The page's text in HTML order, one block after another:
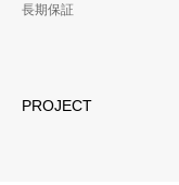
長期保証
PROJECT